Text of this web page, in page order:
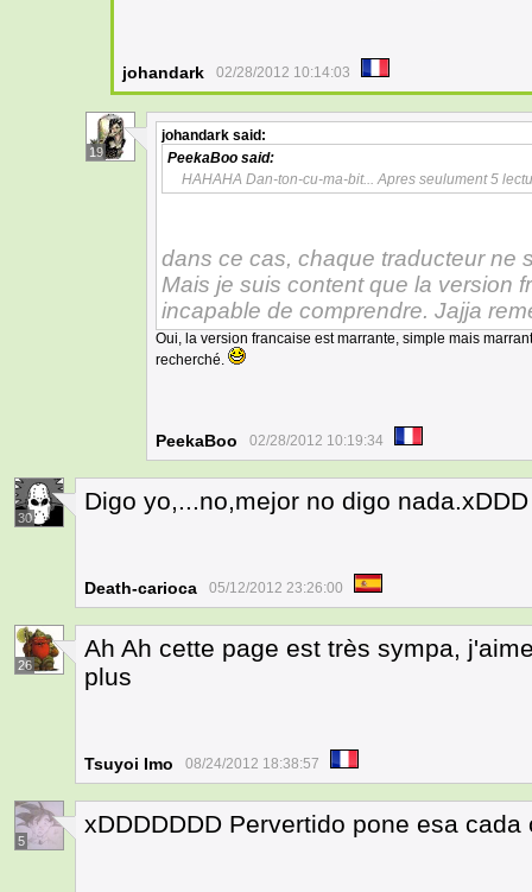
johandark 02/28/2012 10:14:03
19
johandark said:
PeekaBoo said:
HAHAHA Dan-ton-cu-ma-bit... Apres seulument 5
dans ce cas, chaque traducteur ne
Mais je suis content que la version
incapable de comprendre. Jajja
Oui, la version francaise est marrante, simple mais
recherché.
PeekaBoo 02/28/2012 10:19:34
30
Digo yo,...no,mejor no digo nada.xDDD
Death-carioca 05/12/2012 23:26:00
26
Ah Ah cette page est très sympa,
plus
Tsuyoi Imo 08/24/2012 18:38:57
5
xDDDDDDD Pervertido pone esa